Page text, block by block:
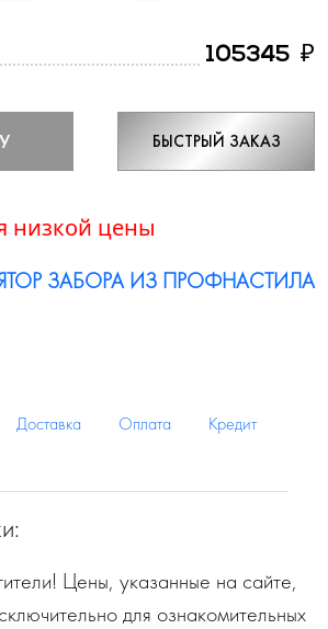
105345 ₽
БЫСТРЫЙ ЗАКАЗ
низкой цены
ЗАБОРА ИЗ ПРОФНАСТИЛА
Доставка Оплата
Кредит
Цены, указанные на сайте,
для ознакомительных